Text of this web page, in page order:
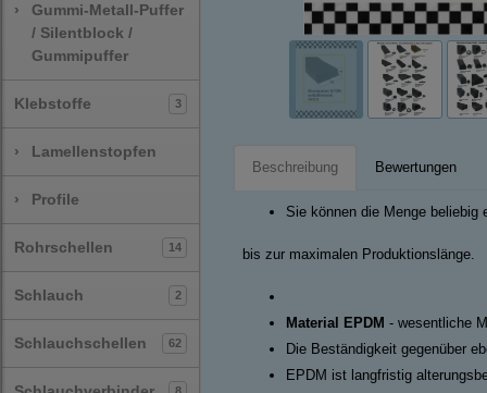
›
Gummi-Metall-Puffer
/ Silentblock /
Gummipuffer
Klebstoffe 3
› Lamellenstopfen
› Profile
Rohrschellen 14
Schlauch 2
Schlauchschellen 62
Beschreibung Bewertungen
Sie können die Menge beliebig
bis zur maximalen Produktionslänge.
Material EPDM - wesentliche
Die Beständigkeit gegenüber
EPDM ist langfristig